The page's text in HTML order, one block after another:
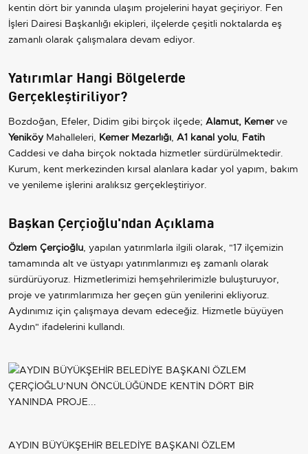
kentin dört bir yanında ulaşım projelerini hayat geçiriyor. Fen
İşleri Dairesi Başkanlığı ekipleri, ilçelerde çeşitli noktalarda eş
zamanlı olarak çalışmalara devam ediyor.
Yatırımlar Hangi Bölgelerde
Gerçekleştiriliyor?
Bozdoğan, Efeler, Didim gibi birçok ilçede; Alamut, Kemerve
YeniköyMahalleleri, Kemer Mezarlığı A1 kanal yolu Fatih
Caddesi ve daha birçok noktada hizmetler sürdürülmektedir.
Kurum, kent merkezinden kırsal alanlara kadar yol yapım, bakım
ve yenileme işlerini aralıksız gerçekleştiriyor.
Başkan Çerçioğlu'ndan Açıklama
Özlem Çerçioğlu, yapılan yatırımlarla ilgili olarak, "17 ilçemizin
tamamında alt ve üstyapı yatırımlarımızı eş zamanlı olarak
sürdürüyoruz. Hizmetlerimizi hemşehrilerimizle buluşturuyor,
proje ve yatırımlarımıza her geçen gün yenilerini ekliyoruz.
Aydınımız için çalışmaya devam edeceğiz. Hizmetle büyüyen
Aydın" ifadelerini kullandı.
AYDIN BÜYÜKŞEHİR BELEDİYE BAŞKANI ÖZLEM